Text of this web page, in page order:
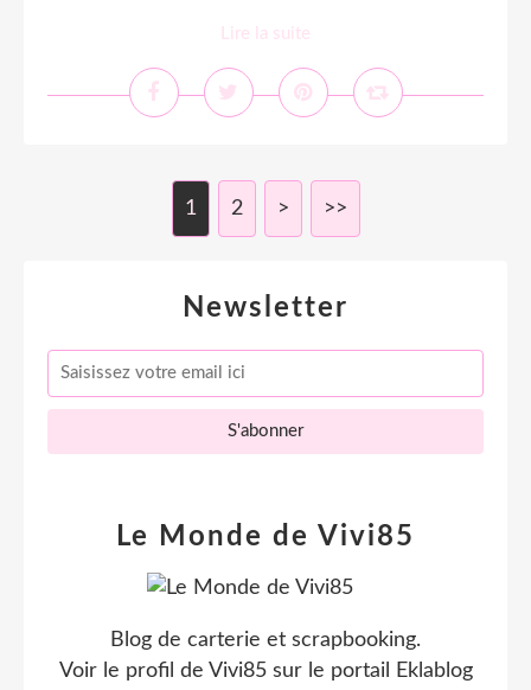
Lire la suite
1 2 > >>
Newsletter
Le Monde de Vivi85
Blog de carterie et scrapbooking.
Voir le profil de Vivi85sur le portail Eklablog